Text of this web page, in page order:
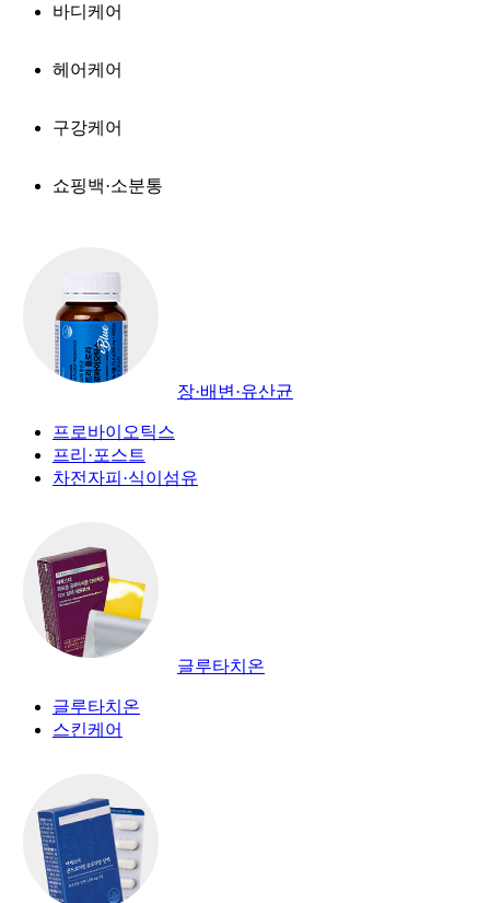
바디케어
헤어케어
구강케어
쇼핑백·소분통
장·배변·유산균
프로바이오틱스
프리·포스트
차전자피·식이섬유
글루타치온
글루타치온
스킨케어